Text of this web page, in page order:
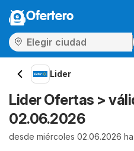
Ofertero
Lider
Lider Ofertas >
02.06.2026
desde miércoles 02.06.2026